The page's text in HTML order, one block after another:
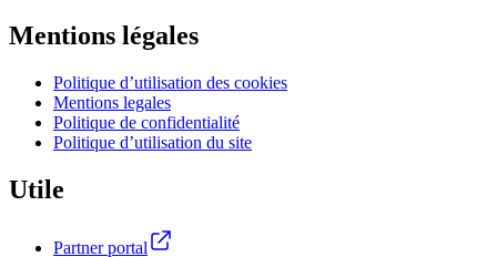
Mentions légales
Politique d’utilisation des cookies
Mentions legales
Politique de confidentialité
Politique d’utilisation du site
Utile
Partner portal